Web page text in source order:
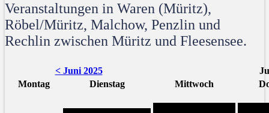
Veranstaltungen in Waren (Müritz),
Röbel/Müritz, Malchow, Penzlin und
Rechlin zwischen Müritz und Fleesensee.
< Juni 2025
Montag
Dienstag Mittwoch